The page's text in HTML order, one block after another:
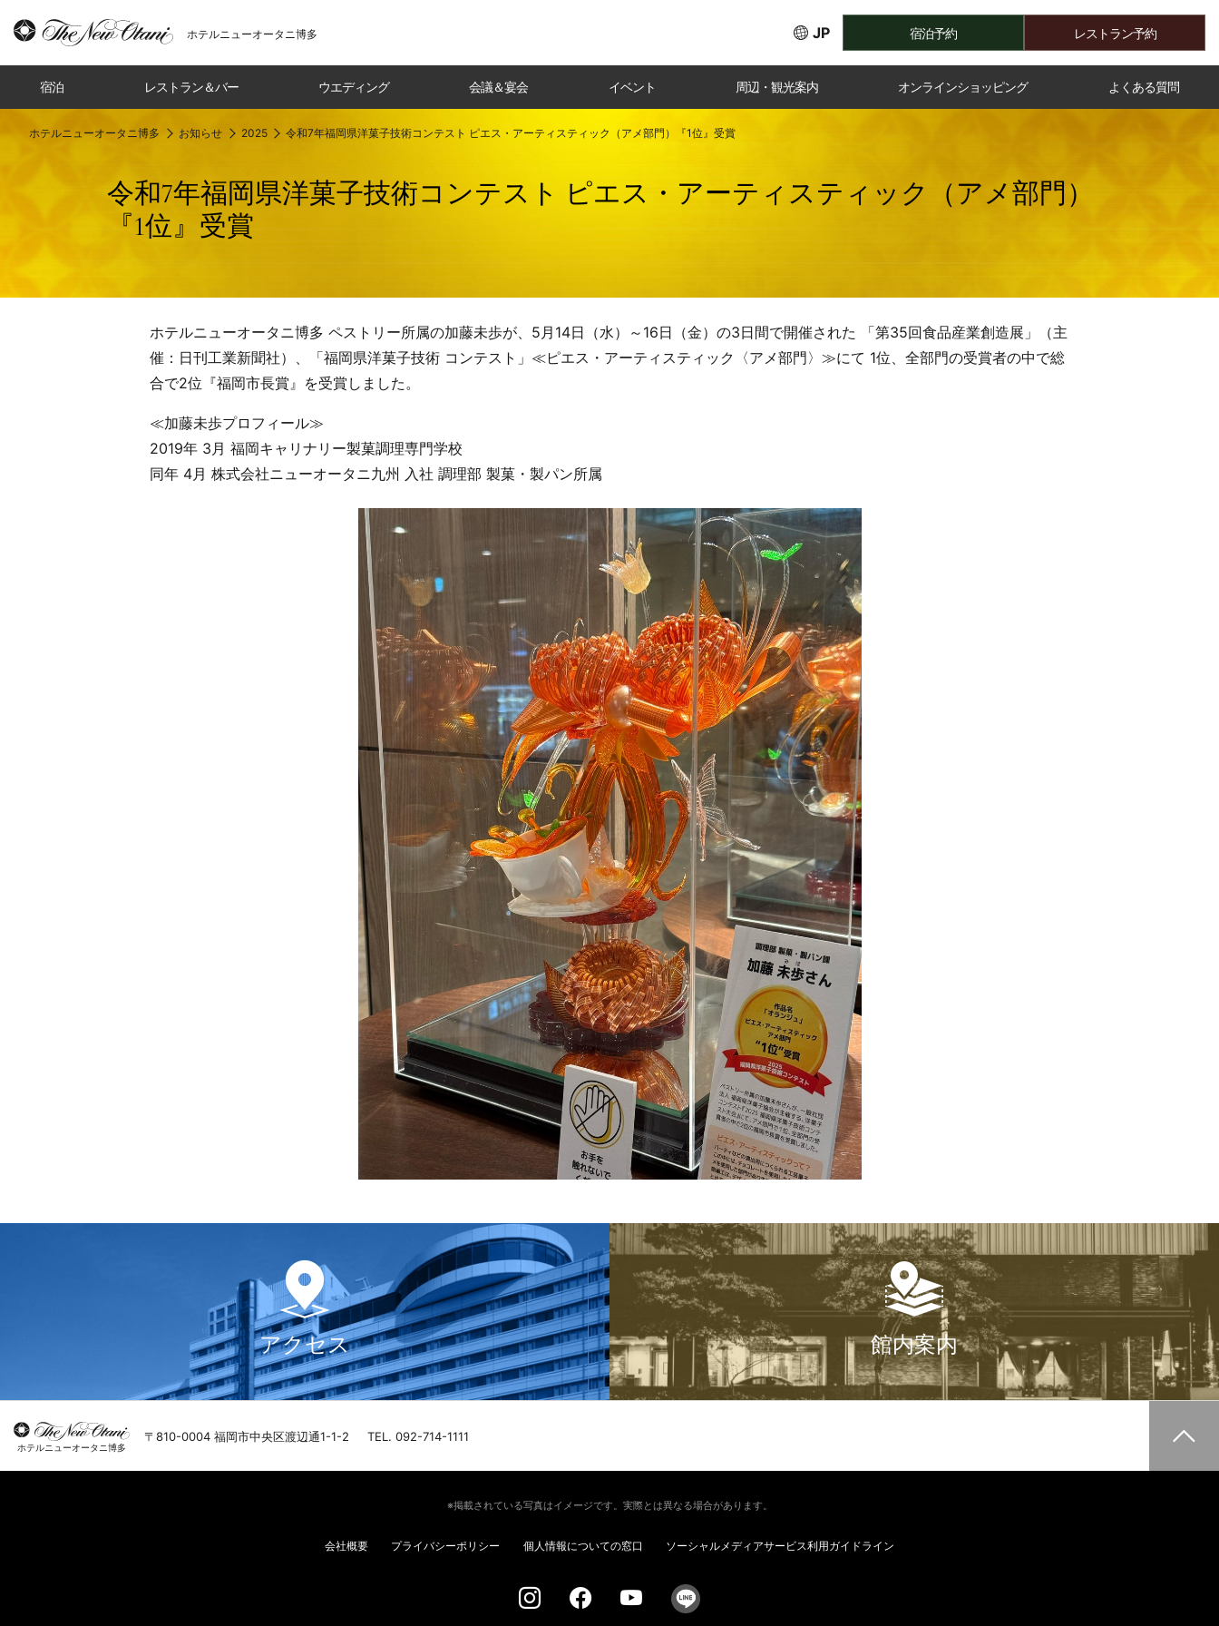
ホテルニューオータニ博多 JP 宿泊予約 レストラン予約
宿泊 レストラン＆バー ウエディング 会議＆宴会 イベント 周辺・観光案内 オンラインショッピング よくある質問
ホテルニューオータニ博多 お知らせ 2025 令和7年福岡県洋菓子技術コンテスト ピエス・アーティスティック（アメ部門）『1位』受賞
令和7年福岡県洋菓子技術コンテスト ピエス・アーティスティック（アメ部門）
『1位』受賞
ホテルニューオータニ博多 ペストリー所属の加藤未歩が、5月14日（水）～16日（金）の3日間で開催された 「第35回食品産業創造展」（主
催：日刊工業新聞社）、「福岡県洋菓子技術 コンテスト」≪ピエス・アーティスティック〈アメ部門〉≫にて 1位、全部門の受賞者の中で総
合で2位『福岡市長賞』を受賞しました。
≪加藤未歩プロフィール≫
2019年 3月 福岡キャリナリー製菓調理専門学校
同年 4月 株式会社ニューオータニ九州 入社 調理部 製菓・製パン所属
アクセス 館内案内
ホテルニューオータニ博多
〒810-0004 福岡市中央区渡辺通1-1-2 TEL. 092-714-1111
※掲載されている写真はイメージです。実際とは異なる場合があります。
会社概要 プライバシーポリシー 個人情報についての窓口 ソーシャルメディアサービス利用ガイドライン